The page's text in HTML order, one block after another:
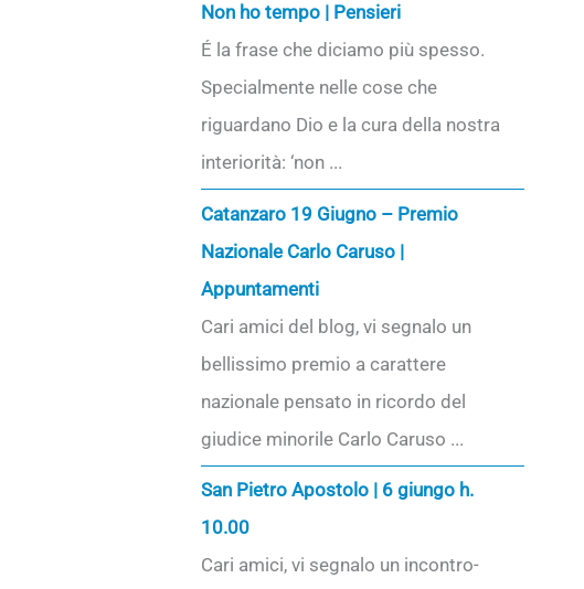
Non ho tempo | Pensieri
É la frase che diciamo più spesso.
Specialmente nelle cose che
riguardano Dio e la cura della nostra
interiorità: ‘non ...
Catanzaro 19 Giugno – Premio
Nazionale Carlo Caruso |
Appuntamenti
Cari amici del blog, vi segnalo un
bellissimo premio a carattere
nazionale pensato in ricordo del
giudice minorile Carlo Caruso ...
San Pietro Apostolo | 6 giungo h.
10.00
Cari amici, vi segnalo un incontro-